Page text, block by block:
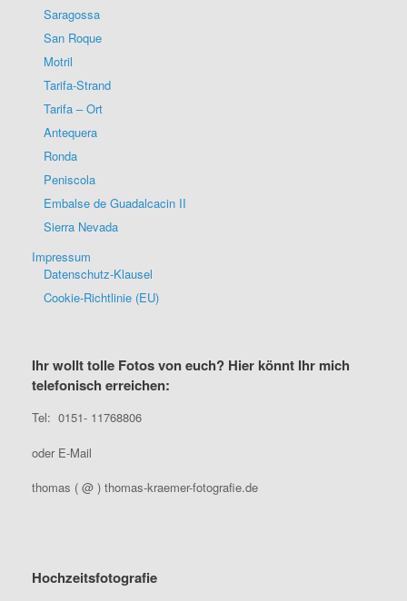
Saragossa
San Roque
Motril
Tarifa-Strand
Tarifa – Ort
Antequera
Ronda
Peniscola
Embalse de Guadalcacin II
Sierra Nevada
Impressum
Datenschutz-Klausel
Cookie-Richtlinie (EU)
Ihr wollt tolle Fotos von euch? Hier könnt Ihr mich
telefonisch erreichen:
Tel: 0151- 11768806
oder E-Mail
thomas ( @ ) thomas-kraemer-fotografie.de
Hochzeitsfotografie